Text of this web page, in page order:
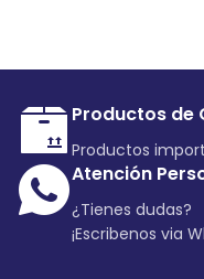
Productos de
Productos
Atención
¿Tienes dudas?
¡Escribenos via